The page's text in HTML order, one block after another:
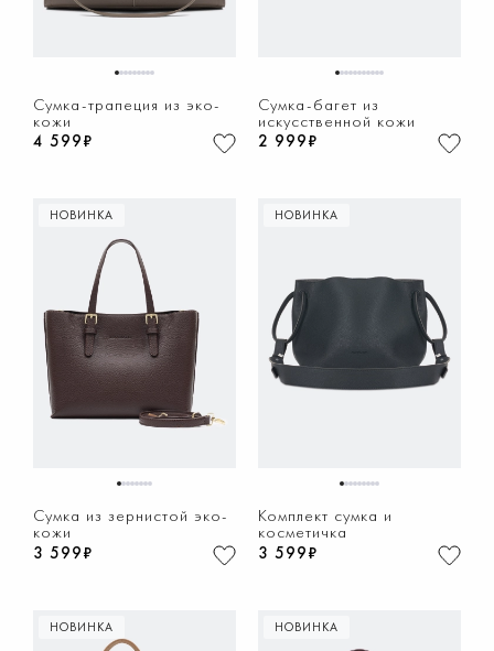
123456789
Сумка-трапеция из эко-
кожи
4 599₽
1234567891011
Сумка-багет из
искусственной кожи
2 999₽
НОВИНКА
12345678
Сумка из зернистой эко-
кожи
3 599₽
НОВИНКА
123456789
Комплект сумка и
косметичка
3 599₽
НОВИНКА НОВИНКА